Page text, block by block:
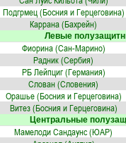
Подгрмец (Босния и Герцеговина)
Каррана (Бахрейн)
Левые
Фиорина (Сан-Марино)
Радник (Сербия)
РБ Лейпциг (Германия)
Слован (Словения)
Орашье (Босния и Герцеговина)
Витез (Босния и Герцеговина)
Центральные
Мамелоди Сандаунс (ЮАР)